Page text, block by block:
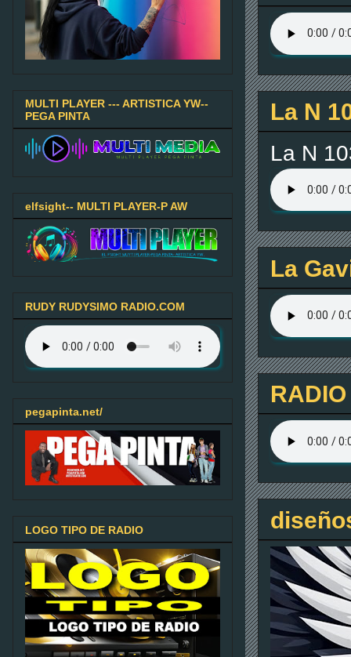
La N
La N
La
MULTI PLAYER --- ARTISTICA YW--
PEGA PINTA
elfsight-- MULTI PLAYER-P AW
RUDY RUDYSIMO RADIO.COM
pegapinta.net/
LOGO TIPO DE RADIO